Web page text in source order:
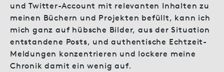
und Twitter-Account mit relevanten Inhalten zu
meinen Büchern und Projekten befüllt, kann ich
mich ganz auf hübsche Bilder, aus der Situation
entstandene Posts, und authentische Echtzeit-
Meldungen konzentrieren und lockere meine
Chronik damit ein wenig auf.